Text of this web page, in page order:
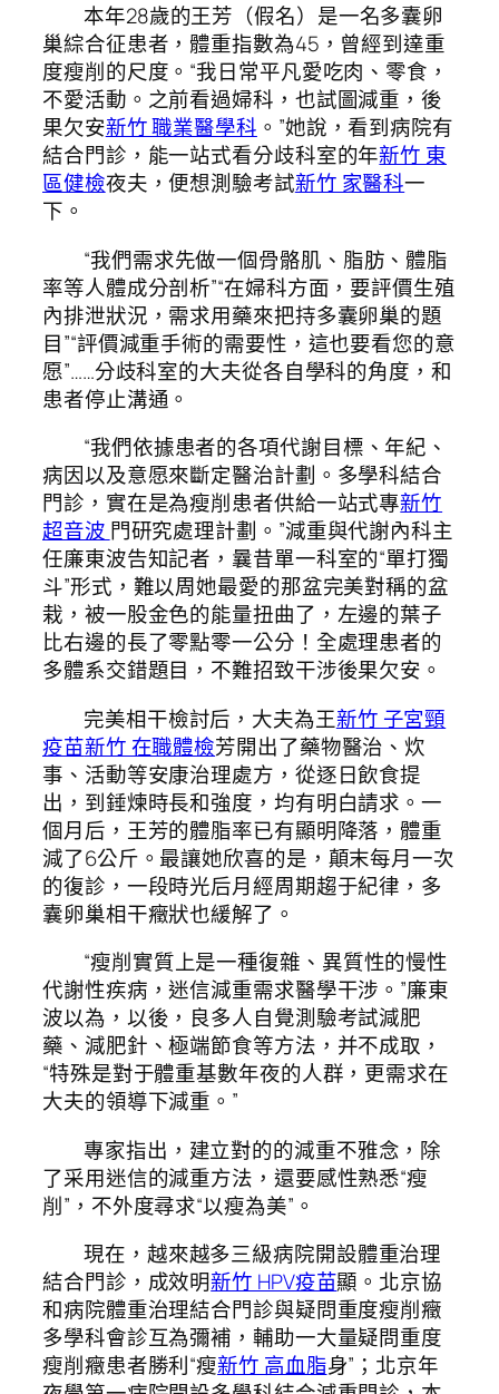
本年28歲的王芳（假名）是一名多囊卵
巢綜合征患者，體重指數為45，曾經到達重
度瘦削的尺度。“我日常平凡愛吃肉、零食，
不愛活動。之前看過婦科，也試圖減重，後
果欠安新竹 職業醫學科 。”她說，看到病院有
結合門診，能一站式看分歧科室的年新竹 東
區健檢夜夫，便想測驗考試新竹 家醫科一
下。
“我們需求先做一個骨骼肌、脂肪、體脂
率等人體成分剖析”“在婦科方面，要評價生殖
內排泄狀況，需求用藥來把持多囊卵巢的題
目”“評價減重手術的需要性，這也要看您的意
愿”……分歧科室的大夫從各自學科的角度，和
患者停止溝通。
“我們依據患者的各項代謝目標、年紀、
病因以及意愿來斷定醫治計劃。多學科結合
門診，實在是為瘦削患者供給一站式專新竹
超音波 門研究處理計劃。”減重與代謝內科主
任廉東波告知記者，曩昔單一科室的“單打獨
斗”形式，難以周她最愛的那盆完美對稱的盆
栽，被一股金色的能量扭曲了，左邊的葉子
比右邊的長了零點零一公分！全處理患者的
多體系交錯題目，不難招致干涉後果欠安。
完美相干檢討后，大夫為王新竹 子宮頸
疫苗新竹 在職體檢芳開出了藥物醫治、炊
事、活動等安康治理處方，從逐日飲食提
出，到錘煉時長和強度，均有明白請求。一
個月后，王芳的體脂率已有顯明降落，體重
減了6公斤。最讓她欣喜的是，顛末每月一次
的復診，一段時光后月經周期趨于紀律，多
囊卵巢相干癥狀也緩解了。
“瘦削實質上是一種復雜、異質性的慢性
代謝性疾病，迷信減重需求醫學干涉。”廉東
波以為，以後，良多人自覺測驗考試減肥
藥、減肥針、極端節食等方法，并不成取，
“特殊是對于體重基數年夜的人群，更需求在
大夫的領導下減重。”
專家指出，建立對的的減重不雅念，除
了采用迷信的減重方法，還要感性熟悉“瘦
削”，不外度尋求“以瘦為美”。
現在，越來越多三級病院開設體重治理
結合門診，成效明新竹 HPV疫苗顯。北京協
和病院體重治理結合門診與疑問重度瘦削癥
多學科會診互為彌補，輔助一大量疑問重度
瘦削癥患者勝利“瘦新竹 高血脂身”；北京年